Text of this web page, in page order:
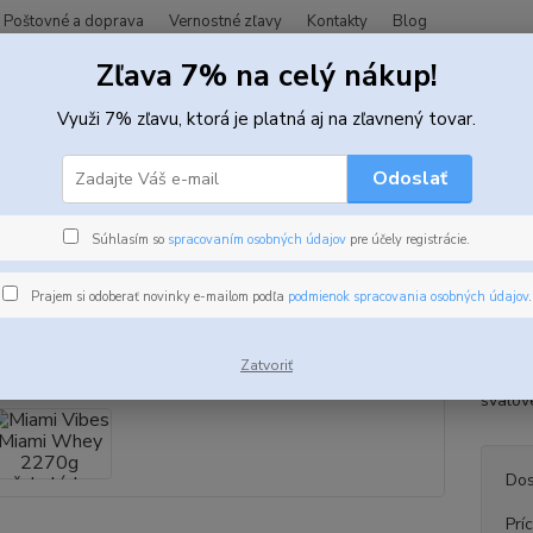
Poštovné a doprava Vernostné zľavy Kontakty Blog
Hľadať
Srvátkové proteíny
Vibes Miami Whey 2270g
Miami
Zľava 7% na celý nákup!
Využi 7% zľavu, ktorá je platná aj na zľavnený tovar.
Odoslať
Súhlasím so spracovaním osobných údajov pre účely registrácie.
Prajem si odoberať novinky e-mailom podľa podmienok spracovania osobných údajov.
Zatvoriť